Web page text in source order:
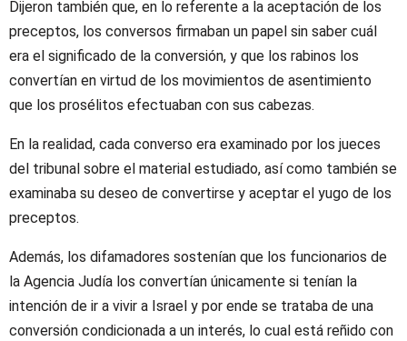
Dijeron también que, en lo referente a la aceptación de los
preceptos, los conversos firmaban un papel sin saber cuál
era el significado de la conversión, y que los rabinos los
convertían en virtud de los movimientos de asentimiento
que los prosélitos efectuaban con sus cabezas.
En la realidad, cada converso era examinado por los jueces
del tribunal sobre el material estudiado, así como también se
examinaba su deseo de convertirse y aceptar el yugo de los
preceptos.
Además, los difamadores sostenían que los funcionarios de
la Agencia Judía los convertían únicamente si tenían la
intención de ir a vivir a Israel y por ende se trataba de una
conversión condicionada a un interés, lo cual está reñido con